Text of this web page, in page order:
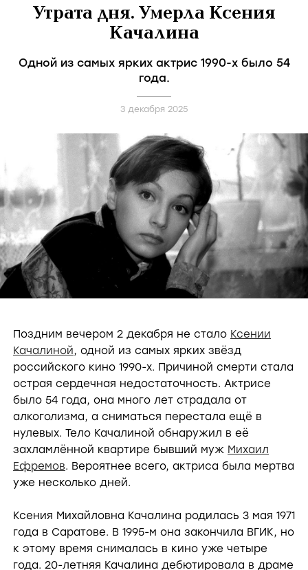
Утрата дня. Умерла Ксения
Качалина
Одной из самых ярких актрис 1990-х было 54
года.
3 декабря 2025
Поздним вечером 2 декабря не стало Ксении
Качалиной, одной из самых ярких звёзд
российского кино 1990-х. Причиной смерти стала
острая сердечная недостаточность. Актрисе
было 54 года, она много лет страдала от
алкоголизма, а сниматься перестала ещё в
нулевых. Тело Качалиной обнаружил в её
захламлённой квартире бывший муж Михаил
Ефремов. Вероятнее всего, актриса была мертва
уже несколько дней.
Ксения Михайловна Качалина родилась 3 мая 1971
года в Саратове. В 1995-м она закончила ВГИК, но
к этому время снималась в кино уже четыре
года. 20-летняя Качалина дебютировала в драме